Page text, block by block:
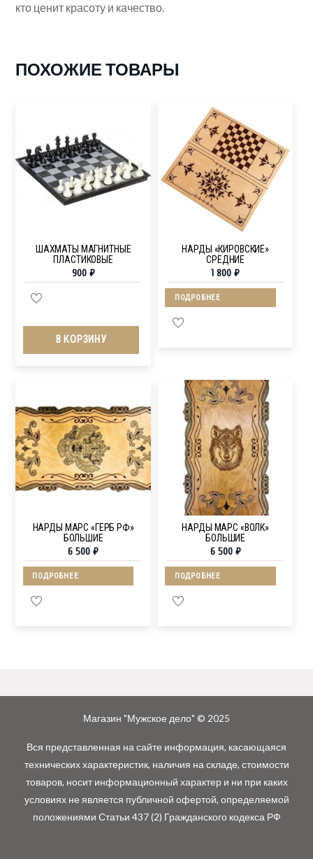
кто ценит красоту и качество.
ПОХОЖИЕ ТОВАРЫ
ШАХМАТЫ МАГНИТНЫЕ
ПЛАСТИКОВЫЕ
900 ₽
В КОРЗИНУ
НАРДЫ «КИРОВСКИЕ»
СРЕДНИЕ
1 800₽
ПОДРОБНЕЕ
НАРДЫ МАРС «ГЕРБ РФ»
БОЛЬШИЕ
6 500₽
ПОДРОБНЕЕ
НАРДЫ МАРС «ВОЛК»
БОЛЬШИЕ
6 500 ₽
ПОДРОБНЕЕ
Магазин "Мужское дело" © 2025
Вся представленная на сайте информация, касающаяся
технических характеристик, наличия на складе, стоимости
товаров, носит информационный характер и ни при каких
условиях не является публичной офертой, определяемой
положениями Статьи 437 (2) Гражданского кодекса РФ